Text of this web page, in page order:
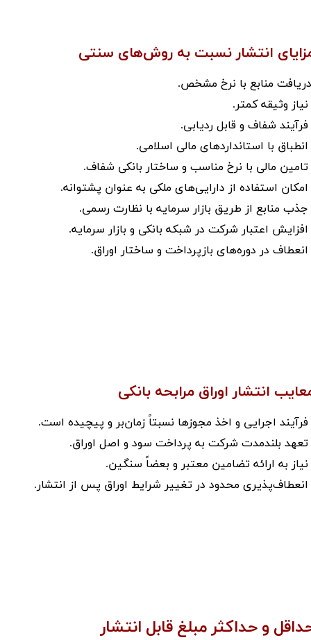
انتشار نسبت به روش‌های سنتی
منابع با نرخ مشخص.
وثیقه کمتر.
شفاف و قابل ردیابی.
با استانداردهای مالی اسلامی.
مالی با نرخ مناسب و ساختار بانکی شفاف.
استفاده از دارایی‌های ملکی به عنوان پشتوانه.
منابع از طریق بازار سرمایه با نظارت رسمی.
اعتبار شرکت در شبکه بانکی و بازار سرمایه.
در دوره‌های بازپرداخت و ساختار اوراق.
انتشار اوراق مرابحه بانکی
اجرایی و اخذ مجوزها نسبتاً زمان‌بر و پیچیده است.
تعهد بلندمدت شرکت به پرداخت سود و اصل اوراق.
به ارائه تضامین معتبر و بعضاً سنگین.
محدود در تغییر شرایط اوراق پس از انتشار.
و حداکثر مبلغ قابل انتشار